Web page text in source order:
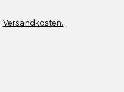
Versandkosten.